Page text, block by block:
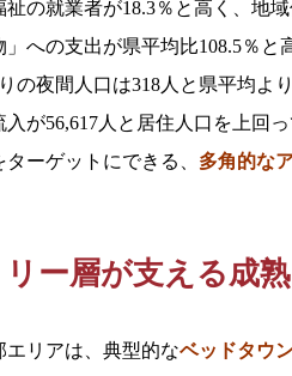
の就業者が18.3％と高く、地
への支出が県平均比108.5％
の夜間人口は318人と県平均よ
が56,617人と居住人口を上回
ーゲットにできる、 多角的な
ー層が支える成
リアは、典型的なベッドタウ